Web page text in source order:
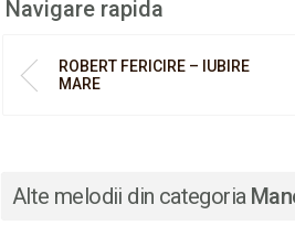
Navigare rapida
ROBERT FERICIRE – IUBIRE
MARE
Alte melodii din categoria